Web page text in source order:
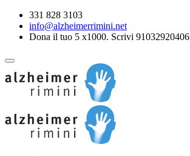
331 828 3103
info@alzheimerrimini.net
Dona il tuo 5 x1000. Scrivi 91032920406